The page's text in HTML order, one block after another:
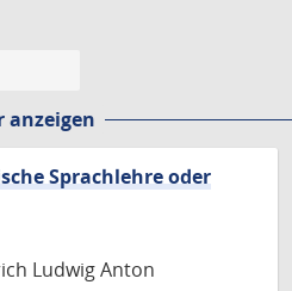
anzeigen
Sprachlehre oder
Ludwig Anton